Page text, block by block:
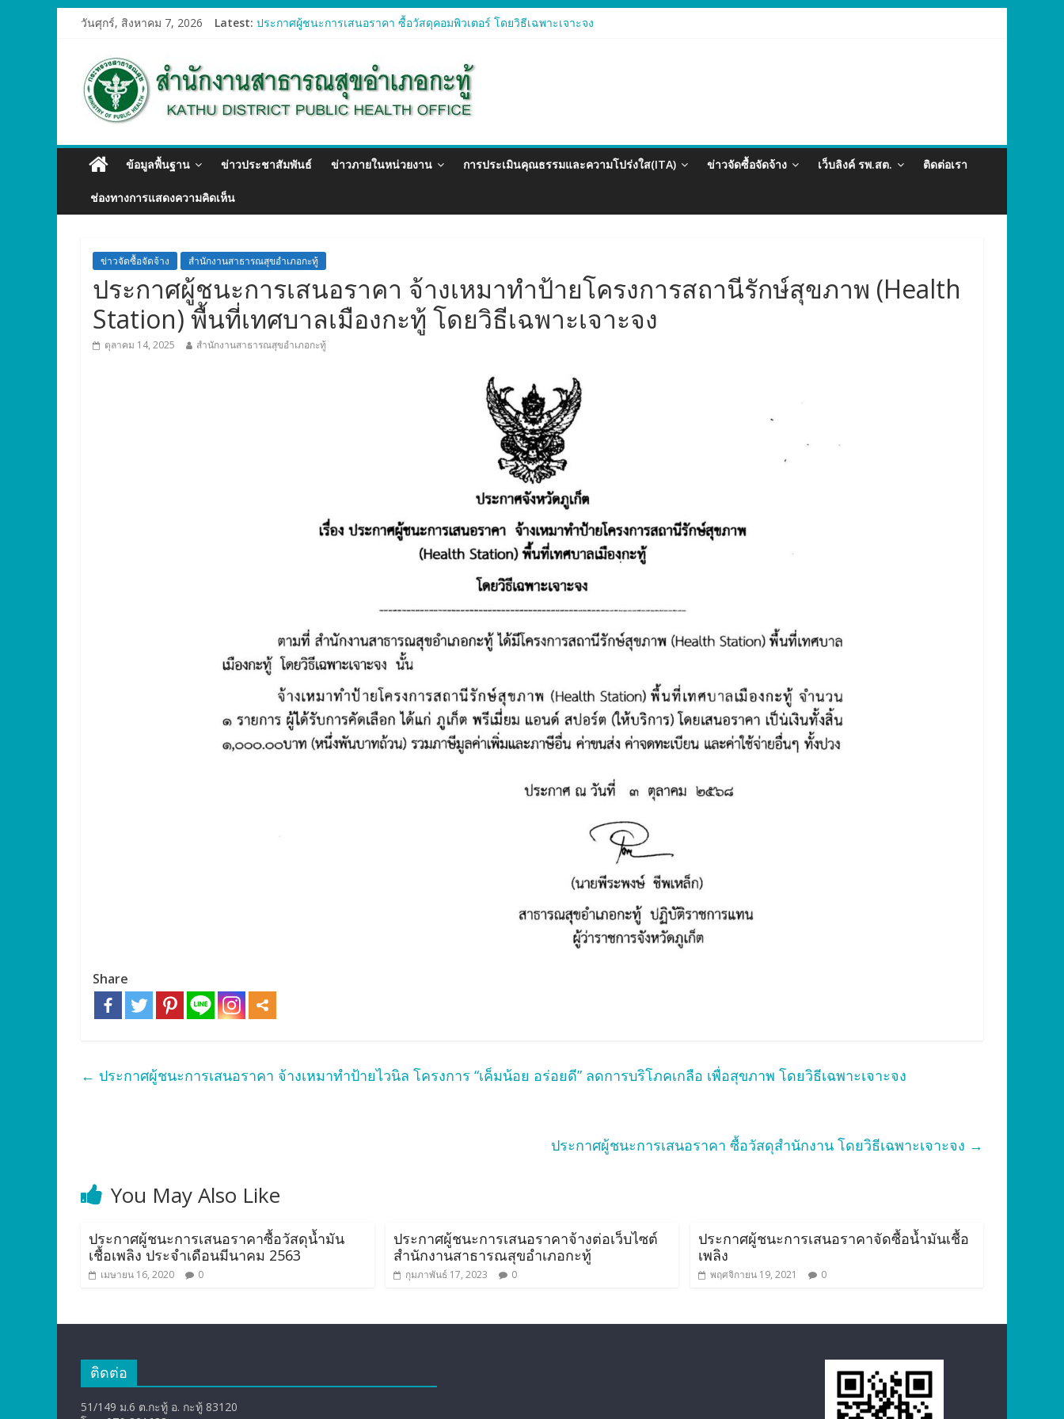
วันศุกร์, สิงหาคม 7, 2026 Latest: ประกาศผู้ชนะการเสนอราคา ซื้อวัสดุคอมพิวเตอร์ โดยวิธีเฉพาะเจาะจง
ประกาศผู้ชนะการเสนอรา ซื้อวัสดุงานบ้านงานครัว โดยวิธีเฉพาะเจาะจง
ประกาศผู้ชนะการเสนอราคา ซื้อวัสดุสำนักงาน โดยวิธีเฉพาะเจาะจง
ข้อมูลพื้นฐาน ข่าวประชาสัมพันธ์ ข่าวภายในหน่วยงาน การประเมินคุณธรรมและความโปร่งใส(ITA) ข่าวจัดซื้อจัดจ้าง เว็บลิงค์ รพ.สต. ติดต่อเรา
ช่องทางการแสดงความคิดเห็น
ข่าวจัดซื้อจัดจ้าง สำนักงานสาธารณสุขอำเภอกะทู้
ประกาศผู้ชนะการเสนอราคา จ้างเหมาทำป้ายโครงการสถานีรักษ์สุขภาพ (Health
Station) พื้นที่เทศบาลเมืองกะทู้ โดยวิธีเฉพาะเจาะจง
ตุลาคม 14, 2025 สำนักงานสาธารณสุขอำเภอกะทู้
Share
← ประกาศผู้ชนะการเสนอราคา จ้างเหมาทำป้ายไวนิล โครงการ “เค็มน้อย อร่อยดี” ลดการบริโภคเกลือ เพื่อสุขภาพ โดยวิธีเฉพาะเจาะจง
ประกาศผู้ชนะการเสนอราคา ซื้อวัสดุสำนักงาน โดยวิธีเฉพาะเจาะจง →
You May Also Like
ประกาศผู้ชนะการเสนอราคาซื้อวัสดุน้ำมัน
เชื้อเพลิง ประจำเดือนมีนาคม 2563
เมษายน 16, 2020 0
ประกาศผู้ชนะการเสนอราคาจ้างต่อเว็บไซต์
สำนักงานสาธารณสุขอำเภอกะทู้
กุมภาพันธ์ 17, 2023 0
ประกาศผู้ชนะการเสนอราคาจัดซื้อน้ำมันเชื้อ
เพลิง
พฤศจิกายน 19, 2021 0
ติดต่อ
51/149 ม.6 ต.กะทู้ อ. กะทู้ 83120